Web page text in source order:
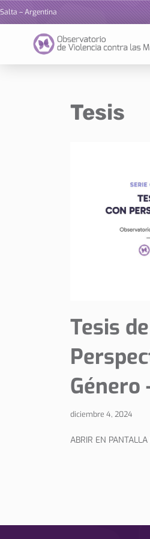
Salta – Argentina
Tesis
Tesis
Género
diciembre 4, 2024
ABRIR EN